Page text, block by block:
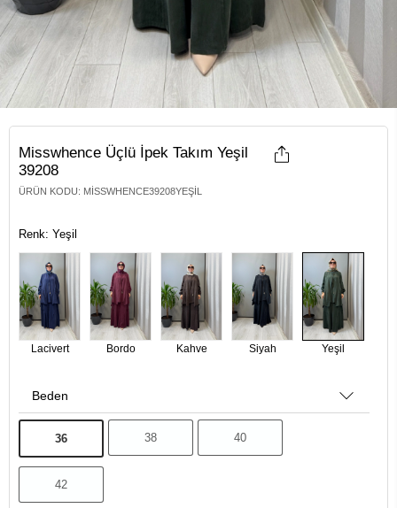
Misswhence Üçlü İpek Takım Yeşil
39208
ÜRÜN KODU: MISSWHENCE39208YEŞIL
Renk: Yeşil
Lacivert Bordo Kahve Siyah Yeşil
Beden
36 38 40
42